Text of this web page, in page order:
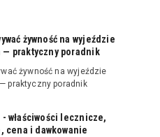
żywność na wyjeździe
— praktyczny poradnik
żywność na wyjeździe
praktyczny poradnik
właściwości lecznicze,
cena i dawkowanie